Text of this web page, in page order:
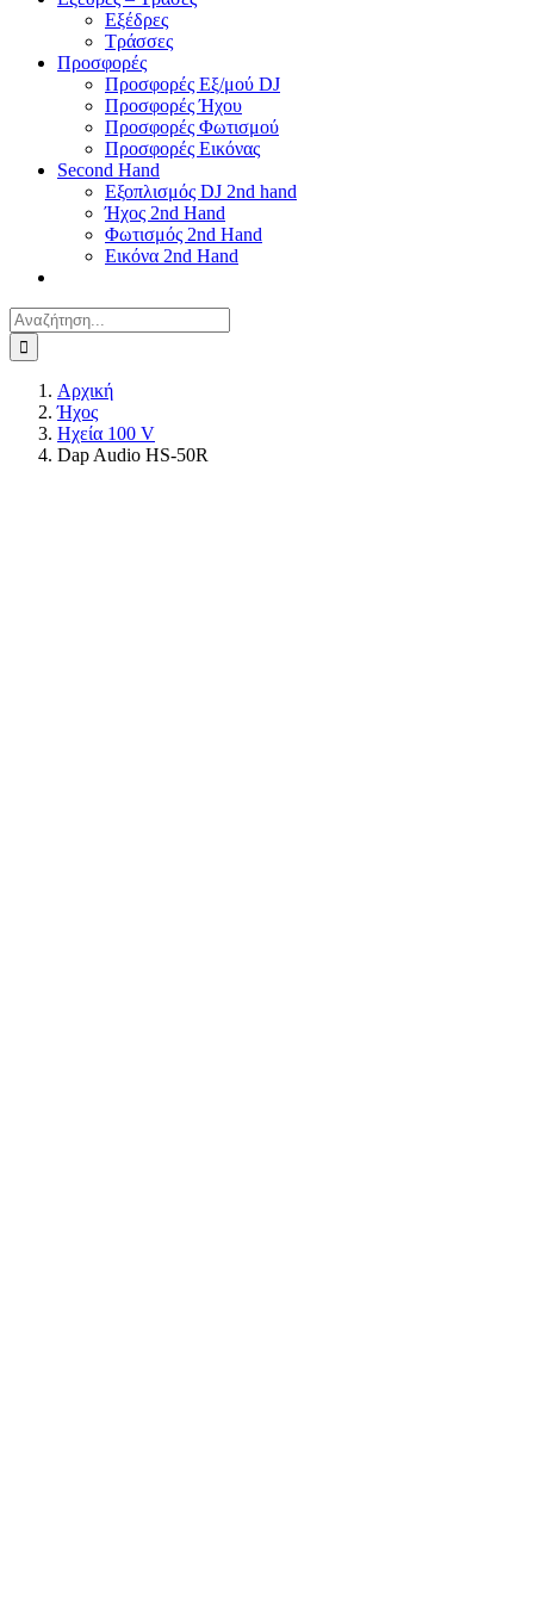
Εξέδρες
Τράσσες
Προσφορές
Προσφορές Εξ/μού DJ
Προσφορές Ήχου
Προσφορές Φωτισμού
Προσφορές Εικόνας
Second Hand
Εξοπλισμός DJ 2nd hand
Ήχος 2nd Hand
Φωτισμός 2nd Hand
Εικόνα 2nd Hand
Αναζήτηση
για:
Αρχική
Ήχος
Ηχεία 100 V
Dap Audio HS-50R